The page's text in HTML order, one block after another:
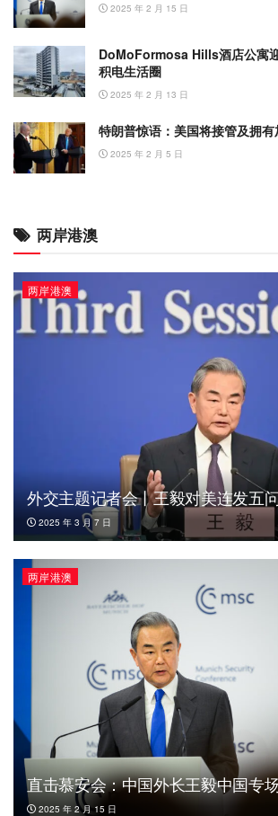
2025 年 2 月 15 日
DoMoFormosa Hills酒店公寓
积电生活圈
2025 年 2 月 13 日
特朗普惊语：美国将接管及拥
2025 年 2 月 5 日
两岸港澳
两岸港澳
外交主题记者会丨王毅对美连发五
2025 年 3 月 7 日
两岸港澳
直击慕安会：中国外长王毅中国专
2025 年 2 月 15 日